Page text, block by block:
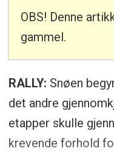
OBS! Denne
gammel.
RALLY: Snøen
det andre
etapper skulle
krevende forhold